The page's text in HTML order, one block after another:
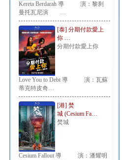
Kereta Berdarah 導 演：黎刹
曼托瓦尼演 …
[泰] 分期付款愛上
你 …
分期付款愛上你
Love You to Debt 導 演：瓦蘇
蒂克特皮奇…
[港] 焚
城 (Cesium Fa…
焚城
Cesium Fallout 導 演：潘耀明